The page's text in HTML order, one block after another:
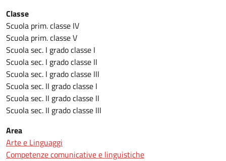
Classe
Scuola prim. classe IV
Scuola prim. classe V
Scuola sec. I grado classe I
Scuola sec. I grado classe II
Scuola sec. I grado classe III
Scuola sec. II grado classe I
Scuola sec. II grado classe II
Scuola sec. II grado classe III
Area
Arte e Linguaggi
Competenze comunicative e linguistiche